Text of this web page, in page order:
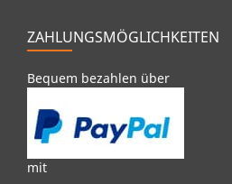
ZAHLUNGSMÖGLICHKEITEN
Bequem bezahlen über
mit